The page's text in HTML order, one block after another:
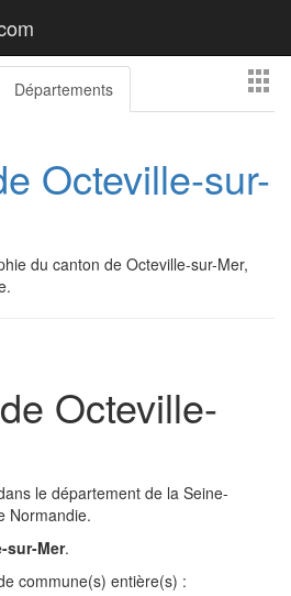
Départements
Octeville-sur-
du canton de Octeville-sur-Mer,
Octeville-
le département de la Seine-
Normandie.
sur-Mer.
commune(s) entière(s) :